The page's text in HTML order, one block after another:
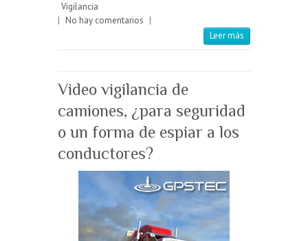
Vigilancia
| No hay comentarios |
Leer más
Video vigilancia de
camiones, ¿para seguridad
o un forma de espiar a los
conductores?